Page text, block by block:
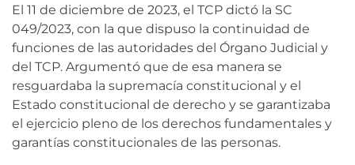
El 11 de diciembre de 2023, el TCP dictó la SC
049/2023, con la que dispuso la continuidad de
funciones de las autoridades del Órgano Judicial y
del TCP. Argumentó que de esa manera se
resguardaba la supremacía constitucional y el
Estado constitucional de derecho y se garantizaba
el ejercicio pleno de los derechos fundamentales y
garantías constitucionales de las personas.